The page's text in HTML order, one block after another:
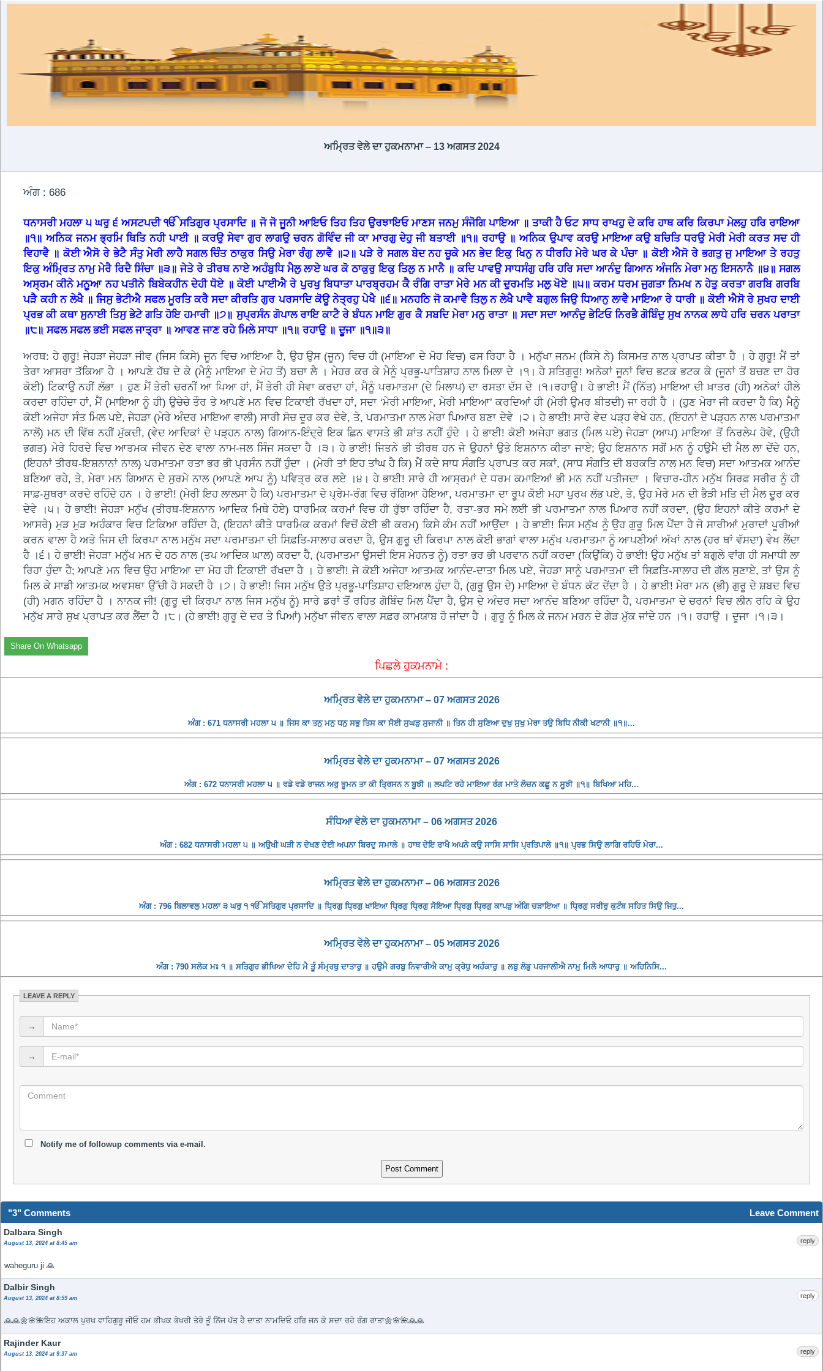
ਅਮ੍ਰਿਤ ਵੇਲੇ ਦਾ ਹੁਕਮਨਾਮਾ – 13 ਅਗਸਤ 2024
ਅੰਗ : 686
ਧਨਾਸਰੀ ਮਹਲਾ ੫ ਘਰੁ ੬ ਅਸਟਪਦੀ ੴ ਸਤਿਗੁਰ ਪ੍ਰਸਾਦਿ ॥ ਜੋ ਜੋ ਜੂਨੀ ਆਇਓ ਤਿਹ ਤਿਹ ਉਰਝਾਇਓ ਮਾਣਸ ਜਨਮੁ ਸੰਜੋਗਿ ਪਾਇਆ ॥ ਤਾਕੀ ਹੈ ਓਟ ਸਾਧ ਰਾਖਹੁ ਦੇ ਕਰਿ ਹਾਥ ਕਰਿ ਕਿਰਪਾ ਮੇਲਹੁ ਹਰਿ ਰਾਇਆ
॥੧॥ ਅਨਿਕ ਜਨਮ ਭ੍ਰਮਿ ਥਿਤਿ ਨਹੀ ਪਾਈ ॥ ਕਰਉ ਸੇਵਾ ਗੁਰ ਲਾਗਉ ਚਰਨ ਗੋਵਿੰਦ ਜੀ ਕਾ ਮਾਰਗੁ ਦੇਹੁ ਜੀ ਬਤਾਈ ॥੧॥ ਰਹਾਉ ॥ ਅਨਿਕ ਉਪਾਵ ਕਰਉ ਮਾਇਆ ਕਉ ਬਚਿਤਿ ਧਰਉ ਮੇਰੀ ਮੇਰੀ ਕਰਤ ਸਦ ਹੀ
ਵਿਹਾਵੈ ॥ ਕੋਈ ਐਸੋ ਰੇ ਭੇਟੈ ਸੰਤੁ ਮੇਰੀ ਲਾਹੈ ਸਗਲ ਚਿੰਤ ਠਾਕੁਰ ਸਿਉ ਮੇਰਾ ਰੰਗੁ ਲਾਵੈ ॥੨॥ ਪੜੇ ਰੇ ਸਗਲ ਬੇਦ ਨਹ ਚੂਕੇ ਮਨ ਭੇਦ ਇਕੁ ਖਿਨੁ ਨ ਧੀਰਹਿ ਮੇਰੇ ਘਰ ਕੇ ਪੰਚਾ ॥ ਕੋਈ ਐਸੋ ਰੇ ਭਗਤੁ ਜੁ ਮਾਇਆ ਤੇ ਰਹਤੁ
ਇਕੁ ਅੰਮ੍ਰਿਤ ਨਾਮੁ ਮੇਰੈ ਰਿਦੈ ਸਿੰਚਾ ॥੩॥ ਜੇਤੇ ਰੇ ਤੀਰਥ ਨਾਏ ਅਹੰਬੁਧਿ ਮੈਲੁ ਲਾਏ ਘਰ ਕੋ ਠਾਕੁਰੁ ਇਕੁ ਤਿਲੁ ਨ ਮਾਨੈ ॥ ਕਦਿ ਪਾਵਉ ਸਾਧਸੰਗੁ ਹਰਿ ਹਰਿ ਸਦਾ ਆਨੰਦੁ ਗਿਆਨ ਅੰਜਨਿ ਮੇਰਾ ਮਨੁ ਇਸਨਾਨੈ ॥੪॥ ਸਗਲ
ਅਸ੍ਰਮ ਕੀਨੇ ਮਨੂਆ ਨਹ ਪਤੀਨੇ ਬਿਬੇਕਹੀਨ ਦੇਹੀ ਧੋਏ ॥ ਕੋਈ ਪਾਈਐ ਰੇ ਪੁਰਖੁ ਬਿਧਾਤਾ ਪਾਰਬ੍ਰਹਮ ਕੈ ਰੰਗਿ ਰਾਤਾ ਮੇਰੇ ਮਨ ਕੀ ਦੁਰਮਤਿ ਮਲੁ ਖੋਏ ॥੫॥ ਕਰਮ ਧਰਮ ਜੁਗਤਾ ਨਿਮਖ ਨ ਹੇਤੁ ਕਰਤਾ ਗਰਬਿ ਗਰਬਿ
ਪੜੈ ਕਹੀ ਨ ਲੇਖੈ ॥ ਜਿਸੁ ਭੇਟੀਐ ਸਫਲ ਮੂਰਤਿ ਕਰੈ ਸਦਾ ਕੀਰਤਿ ਗੁਰ ਪਰਸਾਦਿ ਕੋਊ ਨੇਤ੍ਰਹੁ ਪੇਖੈ ॥੬॥ ਮਨਹਠਿ ਜੋ ਕਮਾਵੈ ਤਿਲੁ ਨ ਲੇਖੈ ਪਾਵੈ ਬਗੁਲ ਜਿਉ ਧਿਆਨੁ ਲਾਵੈ ਮਾਇਆ ਰੇ ਧਾਰੀ ॥ ਕੋਈ ਐਸੋ ਰੇ ਸੁਖਹ ਦਾਈ
ਪ੍ਰਭ ਕੀ ਕਥਾ ਸੁਨਾਈ ਤਿਸੁ ਭੇਟੇ ਗਤਿ ਹੋਇ ਹਮਾਰੀ ॥੭॥ ਸੁਪ੍ਰਸੰਨ ਗੋਪਾਲ ਰਾਇ ਕਾਟੈ ਰੇ ਬੰਧਨ ਮਾਇ ਗੁਰ ਕੈ ਸਬਦਿ ਮੇਰਾ ਮਨੁ ਰਾਤਾ ॥ ਸਦਾ ਸਦਾ ਆਨੰਦੁ ਭੇਟਿਓ ਨਿਰਭੈ ਗੋਬਿੰਦੁ ਸੁਖ ਨਾਨਕ ਲਾਧੇ ਹਰਿ ਚਰਨ ਪਰਾਤਾ
॥੮॥ ਸਫਲ ਸਫਲ ਭਈ ਸਫਲ ਜਾਤ੍ਰਾ ॥ ਆਵਣ ਜਾਣ ਰਹੇ ਮਿਲੇ ਸਾਧਾ ॥੧॥ ਰਹਾਉ ॥ ਦੂਜਾ ॥੧॥੩॥
ਅਰਥ: ਹੇ ਗੁਰੂ! ਜੇਹੜਾ ਜੇਹੜਾ ਜੀਵ (ਜਿਸ ਕਿਸੇ) ਜੂਨ ਵਿਚ ਆਇਆ ਹੈ, ਉਹ ਉਸ (ਜੂਨ) ਵਿਚ ਹੀ (ਮਾਇਆ ਦੇ ਮੋਹ ਵਿਚ) ਫਸ ਰਿਹਾ ਹੈ । ਮਨੁੱਖਾ ਜਨਮ (ਕਿਸੇ ਨੇ) ਕਿਸਮਤ ਨਾਲ ਪ੍ਰਾਪਤ ਕੀਤਾ ਹੈ । ਹੇ ਗੁਰੂ! ਮੈਂ ਤਾਂ
ਤੇਰਾ ਆਸਰਾ ਤੱਕਿਆ ਹੈ । ਆਪਣੇ ਹੱਥ ਦੇ ਕੇ (ਮੈਨੂੰ ਮਾਇਆ ਦੇ ਮੋਹ ਤੋਂ) ਬਚਾ ਲੈ । ਮੇਹਰ ਕਰ ਕੇ ਮੈਨੂੰ ਪ੍ਰਭੂ-ਪਾਤਿਸ਼ਾਹ ਨਾਲ ਮਿਲਾ ਦੇ ।੧। ਹੇ ਸਤਿਗੁਰੂ! ਅਨੇਕਾਂ ਜੂਨਾਂ ਵਿਚ ਭਟਕ ਭਟਕ ਕੇ (ਜੂਨਾਂ ਤੋਂ ਬਚਣ ਦਾ ਹੋਰ
ਕੋਈ) ਟਿਕਾਉ ਨਹੀਂ ਲੱਭਾ । ਹੁਣ ਮੈਂ ਤੇਰੀ ਚਰਨੀਂ ਆ ਪਿਆ ਹਾਂ, ਮੈਂ ਤੇਰੀ ਹੀ ਸੇਵਾ ਕਰਦਾ ਹਾਂ, ਮੈਨੂੰ ਪਰਮਾਤਮਾ (ਦੇ ਮਿਲਾਪ) ਦਾ ਰਸਤਾ ਦੱਸ ਦੇ ।੧।ਰਹਾਉ। ਹੇ ਭਾਈ! ਮੈਂ (ਨਿੱਤ) ਮਾਇਆ ਦੀ ਖ਼ਾਤਰ (ਹੀ) ਅਨੇਕਾਂ ਹੀਲੇ
ਕਰਦਾ ਰਹਿੰਦਾ ਹਾਂ, ਮੈਂ (ਮਾਇਆ ਨੂੰ ਹੀ) ਉਚੇਚੇ ਤੌਰ ਤੇ ਆਪਣੇ ਮਨ ਵਿਚ ਟਿਕਾਈ ਰੱਖਦਾ ਹਾਂ, ਸਦਾ ‘ਮੇਰੀ ਮਾਇਆ, ਮੇਰੀ ਮਾਇਆ’ ਕਰਦਿਆਂ ਹੀ (ਮੇਰੀ ਉਮਰ ਬੀਤਦੀ) ਜਾ ਰਹੀ ਹੈ । (ਹੁਣ ਮੇਰਾ ਜੀ ਕਰਦਾ ਹੈ ਕਿ) ਮੈਨੂੰ
ਕੋਈ ਅਜੇਹਾ ਸੰਤ ਮਿਲ ਪਏ, ਜੇਹੜਾ (ਮੇਰੇ ਅੰਦਰ ਮਾਇਆ ਵਾਲੀ) ਸਾਰੀ ਸੋਚ ਦੂਰ ਕਰ ਦੇਵੇ, ਤੇ, ਪਰਮਾਤਮਾ ਨਾਲ ਮੇਰਾ ਪਿਆਰ ਬਣਾ ਦੇਵੇ ।੨। ਹੇ ਭਾਈ! ਸਾਰੇ ਵੇਦ ਪੜ੍ਹ ਵੇਖੇ ਹਨ, (ਇਹਨਾਂ ਦੇ ਪੜ੍ਹਨ ਨਾਲ ਪਰਮਾਤਮਾ
ਨਾਲੋਂ) ਮਨ ਦੀ ਵਿੱਥ ਨਹੀਂ ਮੁੱਕਦੀ, (ਵੇਦ ਆਦਿਕਾਂ ਦੇ ਪੜ੍ਹਨ ਨਾਲ) ਗਿਆਨ-ਇੰਦ੍ਰੇ ਇਕ ਛਿਨ ਵਾਸਤੇ ਭੀ ਸ਼ਾਂਤ ਨਹੀਂ ਹੁੰਦੇ । ਹੇ ਭਾਈ! ਕੋਈ ਅਜੇਹਾ ਭਗਤ (ਮਿਲ ਪਏ) ਜੇਹੜਾ (ਆਪ) ਮਾਇਆ ਤੋਂ ਨਿਰਲੇਪ ਹੋਵੇ, (ਉਹੀ
ਭਗਤ) ਮੇਰੇ ਹਿਰਦੇ ਵਿਚ ਆਤਮਕ ਜੀਵਨ ਦੇਣ ਵਾਲਾ ਨਾਮ-ਜਲ ਸਿੰਜ ਸਕਦਾ ਹੈ ।੩। ਹੇ ਭਾਈ! ਜਿਤਨੇ ਭੀ ਤੀਰਥ ਹਨ ਜੇ ਉਹਨਾਂ ਉਤੇ ਇਸ਼ਨਾਨ ਕੀਤਾ ਜਾਏ; ਉਹ ਇਸ਼ਨਾਨ ਸਗੋਂ ਮਨ ਨੂੰ ਹਉਮੈ ਦੀ ਮੈਲ ਲਾ ਦੇਂਦੇ ਹਨ,
(ਇਹਨਾਂ ਤੀਰਥ-ਇਸ਼ਨਾਨਾਂ ਨਾਲ) ਪਰਮਾਤਮਾ ਰਤਾ ਭਰ ਭੀ ਪ੍ਰਸੰਨ ਨਹੀਂ ਹੁੰਦਾ । (ਮੇਰੀ ਤਾਂ ਇਹ ਤਾਂਘ ਹੈ ਕਿ) ਮੈਂ ਕਦੇ ਸਾਧ ਸੰਗਤਿ ਪ੍ਰਾਪਤ ਕਰ ਸਕਾਂ, (ਸਾਧ ਸੰਗਤਿ ਦੀ ਬਰਕਤਿ ਨਾਲ ਮਨ ਵਿਚ) ਸਦਾ ਆਤਮਕ ਆਨੰਦ
ਬਣਿਆ ਰਹੇ, ਤੇ, ਮੇਰਾ ਮਨ ਗਿਆਨ ਦੇ ਸੁਰਮੇ ਨਾਲ (ਆਪਣੇ ਆਪ ਨੂੰ) ਪਵਿਤ੍ਰ ਕਰ ਲਏ ।੪। ਹੇ ਭਾਈ! ਸਾਰੇ ਹੀ ਆਸ੍ਰਮਾਂ ਦੇ ਧਰਮ ਕਮਾਇਆਂ ਭੀ ਮਨ ਨਹੀਂ ਪਤੀਜਦਾ । ਵਿਚਾਰ-ਹੀਨ ਮਨੁੱਖ ਸਿਰਫ਼ ਸਰੀਰ ਨੂੰ ਹੀ
ਸਾਫ਼-ਸੁਥਰਾ ਕਰਦੇ ਰਹਿੰਦੇ ਹਨ । ਹੇ ਭਾਈ! (ਮੇਰੀ ਇਹ ਲਾਲਸਾ ਹੈ ਕਿ) ਪਰਮਾਤਮਾ ਦੇ ਪ੍ਰੇਮ-ਰੰਗ ਵਿਚ ਰੰਗਿਆ ਹੋਇਆ, ਪਰਮਾਤਮਾ ਦਾ ਰੂਪ ਕੋਈ ਮਹਾ ਪੁਰਖ ਲੱਭ ਪਏ, ਤੇ, ਉਹ ਮੇਰੇ ਮਨ ਦੀ ਭੈੜੀ ਮਤਿ ਦੀ ਮੈਲ ਦੂਰ ਕਰ
ਦੇਵੇ ।੫। ਹੇ ਭਾਈ! ਜੇਹੜਾ ਮਨੁੱਖ (ਤੀਰਥ-ਇਸ਼ਨਾਨ ਆਦਿਕ ਮਿਥੇ ਹੋਏ) ਧਾਰਮਿਕ ਕਰਮਾਂ ਵਿਚ ਹੀ ਰੁੱਝਾ ਰਹਿੰਦਾ ਹੈ, ਰਤਾ-ਭਰ ਸਮੇ ਲਈ ਭੀ ਪਰਮਾਤਮਾ ਨਾਲ ਪਿਆਰ ਨਹੀਂ ਕਰਦਾ, (ਉਹ ਇਹਨਾਂ ਕੀਤੇ ਕਰਮਾਂ ਦੇ
ਆਸਰੇ) ਮੁੜ ਮੁੜ ਅਹੰਕਾਰ ਵਿਚ ਟਿਕਿਆ ਰਹਿੰਦਾ ਹੈ, (ਇਹਨਾਂ ਕੀਤੇ ਧਾਰਮਿਕ ਕਰਮਾਂ ਵਿਚੋਂ ਕੋਈ ਭੀ ਕਰਮ) ਕਿਸੇ ਕੰਮ ਨਹੀਂ ਆਉਂਦਾ । ਹੇ ਭਾਈ! ਜਿਸ ਮਨੁੱਖ ਨੂੰ ਉਹ ਗੁਰੂ ਮਿਲ ਪੈਂਦਾ ਹੈ ਜੋ ਸਾਰੀਆਂ ਮੁਰਾਦਾਂ ਪੂਰੀਆਂ
ਕਰਨ ਵਾਲਾ ਹੈ ਅਤੇ ਜਿਸ ਦੀ ਕਿਰਪਾ ਨਾਲ ਮਨੁੱਖ ਸਦਾ ਪਰਮਾਤਮਾ ਦੀ ਸਿਫ਼ਤਿ-ਸਾਲਾਹ ਕਰਦਾ ਹੈ, ਉਸ ਗੁਰੂ ਦੀ ਕਿਰਪਾ ਨਾਲ ਕੋਈ ਭਾਗਾਂ ਵਾਲਾ ਮਨੁੱਖ ਪਰਮਾਤਮਾ ਨੂੰ ਆਪਣੀਆਂ ਅੱਖਾਂ ਨਾਲ (ਹਰ ਥਾਂ ਵੱਸਦਾ) ਵੇਖ ਲੈਂਦਾ
ਹੈ ।੬। ਹੇ ਭਾਈ! ਜੇਹੜਾ ਮਨੁੱਖ ਮਨ ਦੇ ਹਠ ਨਾਲ (ਤਪ ਆਦਿਕ ਘਾਲ) ਕਰਦਾ ਹੈ, (ਪਰਮਾਤਮਾ ਉਸਦੀ ਇਸ ਮੇਹਨਤ ਨੂੰ) ਰਤਾ ਭਰ ਭੀ ਪਰਵਾਨ ਨਹੀਂ ਕਰਦਾ (ਕਿਉਂਕਿ) ਹੇ ਭਾਈ! ਉਹ ਮਨੁੱਖ ਤਾਂ ਬਗੁਲੇ ਵਾਂਗ ਹੀ ਸਮਾਧੀ ਲਾ
ਰਿਹਾ ਹੁੰਦਾ ਹੈ; ਆਪਣੇ ਮਨ ਵਿਚ ਉਹ ਮਾਇਆ ਦਾ ਮੋਹ ਹੀ ਟਿਕਾਈ ਰੱਖਦਾ ਹੈ । ਹੇ ਭਾਈ! ਜੇ ਕੋਈ ਅਜੇਹਾ ਆਤਮਕ ਆਨੰਦ-ਦਾਤਾ ਮਿਲ ਪਏ, ਜੇਹੜਾ ਸਾਨੂੰ ਪਰਮਾਤਮਾ ਦੀ ਸਿਫ਼ਤਿ-ਸਾਲਾਹ ਦੀ ਗੱਲ ਸੁਣਾਏ, ਤਾਂ ਉਸ ਨੂੰ
ਮਿਲ ਕੇ ਸਾਡੀ ਆਤਮਕ ਅਵਸਥਾ ਉੱਚੀ ਹੋ ਸਕਦੀ ਹੈ ।੭। ਹੇ ਭਾਈ! ਜਿਸ ਮਨੁੱਖ ਉਤੇ ਪ੍ਰਭੂ-ਪਾਤਿਸ਼ਾਹ ਦਇਆਲ ਹੁੰਦਾ ਹੈ, (ਗੁਰੂ ਉਸ ਦੇ) ਮਾਇਆ ਦੇ ਬੰਧਨ ਕੱਟ ਦੇਂਦਾ ਹੈ । ਹੇ ਭਾਈ! ਮੇਰਾ ਮਨ (ਭੀ) ਗੁਰੂ ਦੇ ਸ਼ਬਦ ਵਿਚ
(ਹੀ) ਮਗਨ ਰਹਿੰਦਾ ਹੈ । ਨਾਨਕ ਜੀ! (ਗੁਰੂ ਦੀ ਕਿਰਪਾ ਨਾਲ ਜਿਸ ਮਨੁੱਖ ਨੂੰ) ਸਾਰੇ ਡਰਾਂ ਤੋਂ ਰਹਿਤ ਗੋਬਿੰਦ ਮਿਲ ਪੈਂਦਾ ਹੈ, ਉਸ ਦੇ ਅੰਦਰ ਸਦਾ ਆਨੰਦ ਬਣਿਆ ਰਹਿੰਦਾ ਹੈ, ਪਰਮਾਤਮਾ ਦੇ ਚਰਨਾਂ ਵਿਚ ਲੀਨ ਰਹਿ ਕੇ ਉਹ
ਮਨੁੱਖ ਸਾਰੇ ਸੁਖ ਪ੍ਰਾਪਤ ਕਰ ਲੈਂਦਾ ਹੈ ।੮। (ਹੇ ਭਾਈ! ਗੁਰੂ ਦੇ ਦਰ ਤੇ ਪਿਆਂ) ਮਨੁੱਖਾ ਜੀਵਨ ਵਾਲਾ ਸਫ਼ਰ ਕਾਮਯਾਬ ਹੋ ਜਾਂਦਾ ਹੈ । ਗੁਰੂ ਨੂੰ ਮਿਲ ਕੇ ਜਨਮ ਮਰਨ ਦੇ ਗੇੜ ਮੁੱਕ ਜਾਂਦੇ ਹਨ ।੧। ਰਹਾਉ । ਦੂਜਾ ।੧।੩।
Share On Whatsapp
ਪਿਛਲੇ ਹੁਕਮਨਾਮੇ :
ਅਮ੍ਰਿਤ ਵੇਲੇ ਦਾ ਹੁਕਮਨਾਮਾ – 07 ਅਗਸਤ 2026
ਅੰਗ : 671 ਧਨਾਸਰੀ ਮਹਲਾ ੫ ॥ ਜਿਸ ਕਾ ਤਨੁ ਮਨੁ ਧਨੁ ਸਭੁ ਤਿਸ ਕਾ ਸੋਈ ਸੁਘੜੁ ਸੁਜਾਨੀ ॥ ਤਿਨ ਹੀ ਸੁਣਿਆ ਦੁਖੁ ਸੁਖੁ ਮੇਰਾ ਤਉ ਬਿਧਿ ਨੀਕੀ ਖਟਾਨੀ ॥੧॥...
ਅਮ੍ਰਿਤ ਵੇਲੇ ਦਾ ਹੁਕਮਨਾਮਾ – 07 ਅਗਸਤ 2026
ਅੰਗ : 672 ਧਨਾਸਰੀ ਮਹਲਾ ੫ ॥ ਵਡੇ ਵਡੇ ਰਾਜਨ ਅਰੁ ਭੂਮਨ ਤਾ ਕੀ ਤ੍ਰਿਸਨ ਨ ਬੂਝੀ ॥ ਲਪਟਿ ਰਹੇ ਮਾਇਆ ਰੰਗ ਮਾਤੇ ਲੋਚਨ ਕਛੂ ਨ ਸੂਝੀ ॥੧॥ ਬਿਖਿਆ ਮਹਿ...
ਸੰਧਿਆ ਵੇਲੇ ਦਾ ਹੁਕਮਨਾਮਾ – 06 ਅਗਸਤ 2026
ਅੰਗ : 682 ਧਨਾਸਰੀ ਮਹਲਾ ੫ ॥ ਅਉਖੀ ਘੜੀ ਨ ਦੇਖਣ ਦੇਈ ਅਪਨਾ ਬਿਰਦੁ ਸਮਾਲੇ ॥ ਹਾਥ ਦੇਇ ਰਾਖੈ ਅਪਨੇ ਕਉ ਸਾਸਿ ਸਾਸਿ ਪ੍ਰਤਿਪਾਲੇ ॥੧॥ ਪ੍ਰਭ ਸਿਉ ਲਾਗਿ ਰਹਿਓ ਮੇਰਾ...
ਅਮ੍ਰਿਤ ਵੇਲੇ ਦਾ ਹੁਕਮਨਾਮਾ – 06 ਅਗਸਤ 2026
ਅੰਗ : 796 ਬਿਲਾਵਲੁ ਮਹਲਾ ੩ ਘਰੁ ੧ ੴ ਸਤਿਗੁਰ ਪ੍ਰਸਾਦਿ ॥ ਧ੍ਰਿਗੁ ਧ੍ਰਿਗੁ ਖਾਇਆ ਧ੍ਰਿਗੁ ਧ੍ਰਿਗੁ ਸੋਇਆ ਧ੍ਰਿਗੁ ਧ੍ਰਿਗੁ ਕਾਪੜੁ ਅੰਗਿ ਚੜਾਇਆ ॥ ਧ੍ਰਿਗੁ ਸਰੀਰੁ ਕੁਟੰਬ ਸਹਿਤ ਸਿਉ ਜਿਤੁ...
ਅਮ੍ਰਿਤ ਵੇਲੇ ਦਾ ਹੁਕਮਨਾਮਾ – 05 ਅਗਸਤ 2026
ਅੰਗ : 790 ਸਲੋਕ ਮਃ ੧ ॥ ਸਤਿਗੁਰ ਭੀਖਿਆ ਦੇਹਿ ਮੈ ਤੂੰ ਸੰਮ੍ਰਥੁ ਦਾਤਾਰੁ ॥ ਹਉਮੈ ਗਰਬੁ ਨਿਵਾਰੀਐ ਕਾਮੁ ਕ੍ਰੋਧੁ ਅਹੰਕਾਰੁ ॥ ਲਬੁ ਲੋਭੁ ਪਰਜਾਲੀਐ ਨਾਮੁ ਮਿਲੈ ਆਧਾਰੁ ॥ ਅਹਿਨਿਸਿ...
LEAVE A REPLY
→
→
Notify me of followup comments via e-mail.
"3" Comments Leave Comment
Dalbara Singh
August 13, 2024 at 8:45 am
waheguru ji 🙏
reply
Dalbir Singh
August 13, 2024 at 8:59 am
🙏🙏🌼🌸🌺ਇਹ ਅਕਾਲ ਪੁਰਖ ਵਾਹਿਗੁਰੂ ਜੀਓ ਹਮ ਭੀਖਕ ਭੇਖਰੀ ਤੇਰੇ ਤੂੰ ਨਿੱਜ ਪੱਤ ਹੈ ਦਾਤਾ ਨਾਮਦਿਓ ਹਰਿ ਜਨ ਕੋ ਸਦਾ ਰਹੋ ਰੰਗ ਰਾਤਾ🌼🌸🌺🙏🙏
reply
Rajinder Kaur
August 13, 2024 at 9:37 am reply